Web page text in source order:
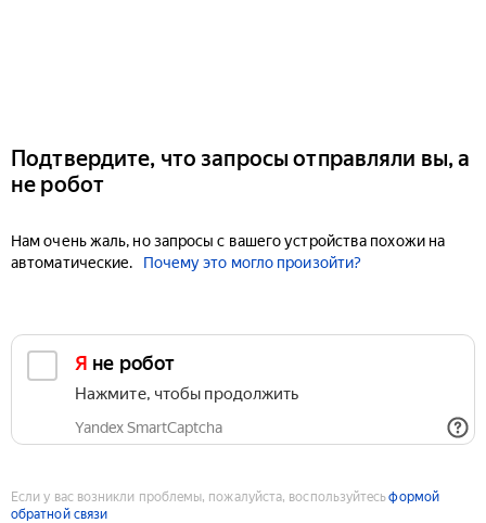
Подтвердите, что запросы отправляли вы, а
не робот
Нам очень жаль, но запросы с вашего устройства похожи на
автоматические.
Почему это могло произойти?
Я не робот
Нажмите, чтобы продолжить
Yandex SmartCaptcha
Если у вас возникли проблемы, пожалуйста, воспользуйтесьформой
обратной связи